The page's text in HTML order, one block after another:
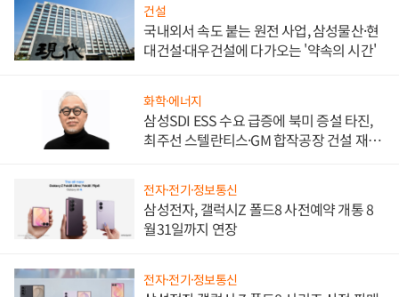
건설
국내외서 속도 붙는 원전 사업, 삼성물산·현
대건설·대우건설에 다가오는 '약속의 시간'
화학·에너지
삼성SDI ESS 수요 급증에 북미 증설 타진,
최주선 스텔란티스·GM 합작공장 건설 재추
전자·전기·정보통신
삼성전자, 갤럭시Z 폴드8 사전예약 개통 8
월31일까지 연장
전자·전기·정보통신